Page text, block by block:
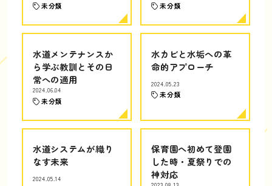
未分類 未分類
水道メンテナンスか
ら学ぶ教訓とその日
常への適用
2024.06.04
未分類
水カビと水垢への革
命的アプローチ
2024.05.23
未分類
水道システムが織り
なす未来
2024.05.14
保育園へ初めて登園
した時・夏祭りでの
神対応